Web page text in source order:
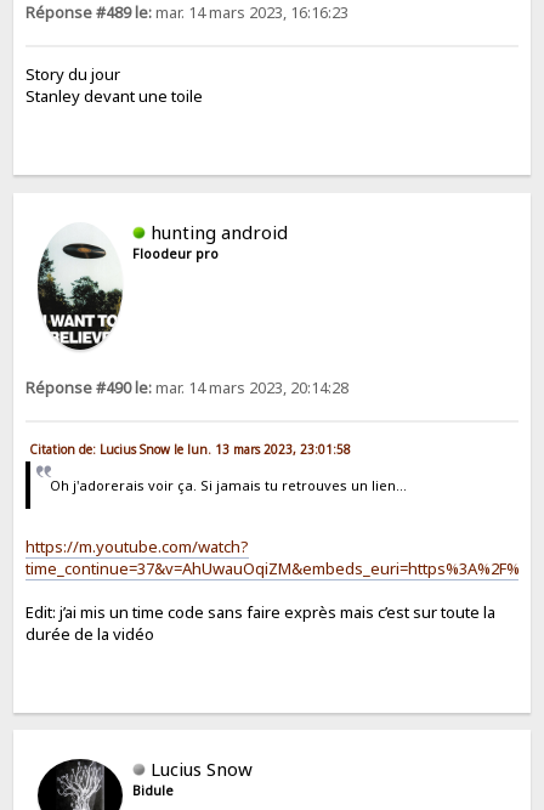
Réponse #489 le:mar. 14 mars 2023, 16:16:23
Story du jour
Stanley devant une toile
hunting android
Floodeur pro
Réponse #490 le:mar. 14 mars 2023, 20:14:28
Citation de: Lucius Snow le lun. 13 mars 2023, 23:01:58
Oh j'adorerais voir ça. Si jamais tu retrouves un lien...
https://m.youtube.com/watch?
Edit: j’ai mis un time code sans faire exprès mais c’est sur toute la
durée de la vidéo
Lucius Snow
Bidule